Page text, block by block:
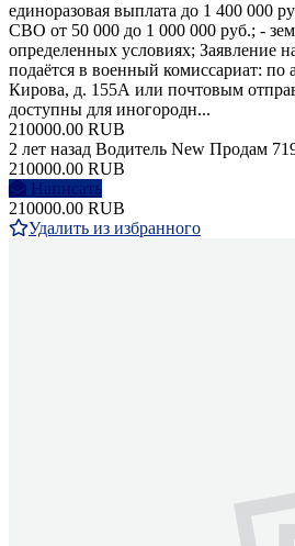
единоразовая выплата до 1 400 000
СВО от 50 000 до 1 000 000 руб.; -
определенных условиях; Заявление
подаётся в военный комиссариат: по
Кирова, д. 155А или почтовым
доступны для иногородн...
210000.00 RUB
2 лет назад Водитель New Продам
210000.00 RUB
Написать
210000.00 RUB
Удалить из избранного